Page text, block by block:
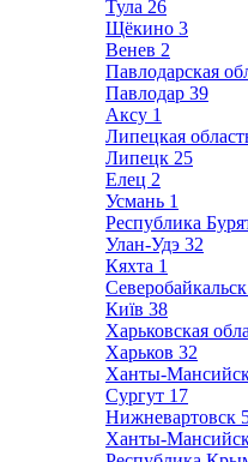
Тула 26
Щёкино 3
Венев 2
Павлодарская
Павлодар 39
Аксу 1
Липецкая
Липецк 25
Елец 2
Усмань 1
Республика
Улан-Удэ 32
Кяхта 1
Северобайкальск
Київ 38
Харьковская
Харьков 32
Ханты-
Сургут 17
Нижневартовск
Ханты-